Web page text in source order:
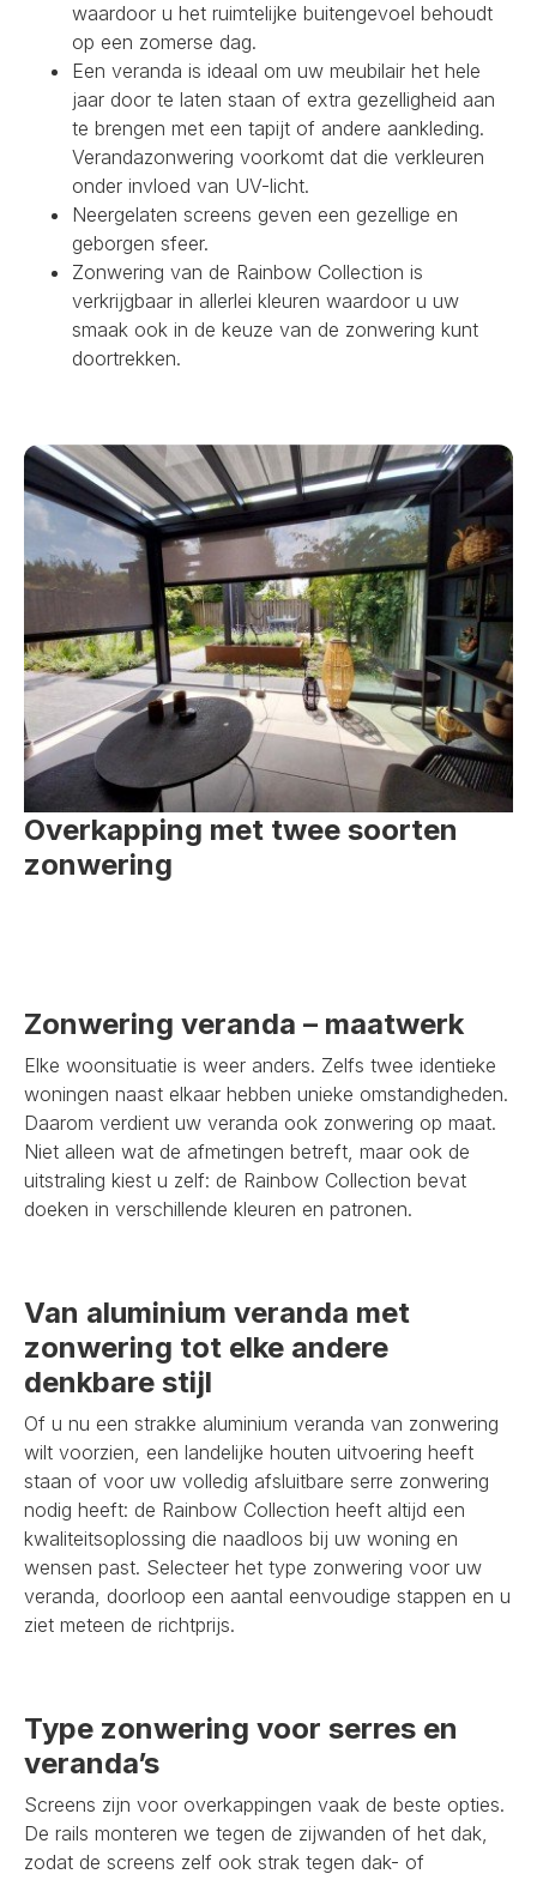
waardoor u het ruimtelijke buitengevoel behoudt
op een zomerse dag.
Een veranda is ideaal om uw meubilair het hele
jaar door te laten staan of extra gezelligheid aan
te brengen met een tapijt of andere aankleding.
Verandazonwering voorkomt dat die verkleuren
onder invloed van UV-licht.
Neergelaten screens geven een gezellige en
geborgen sfeer.
Zonwering van de Rainbow Collection is
verkrijgbaar in allerlei kleuren waardoor u uw
smaak ook in de keuze van de zonwering kunt
doortrekken.
Overkapping met twee soorten
zonwering
Zonwering veranda – maatwerk
Elke woonsituatie is weer anders. Zelfs twee identieke
woningen naast elkaar hebben unieke omstandigheden.
Daarom verdient uw veranda ook zonwering op maat.
Niet alleen wat de afmetingen betreft, maar ook de
uitstraling kiest u zelf: de Rainbow Collection bevat
doeken in verschillende kleuren en patronen.
Van aluminium veranda met
zonwering tot elke andere
denkbare stijl
Of u nu een strakke aluminium veranda van zonwering
wilt voorzien, een landelijke houten uitvoering heeft
staan of voor uw volledig afsluitbare serre zonwering
nodig heeft: de Rainbow Collection heeft altijd een
kwaliteitsoplossing die naadloos bij uw woning en
wensen past. Selecteer het type zonwering voor uw
veranda, doorloop een aantal eenvoudige stappen en u
ziet meteen de richtprijs.
Type zonwering voor serres en
veranda’s
Screens zijn voor overkappingen vaak de beste opties.
De rails monteren we tegen de zijwanden of het dak,
zodat de screens zelf ook strak tegen dak- of